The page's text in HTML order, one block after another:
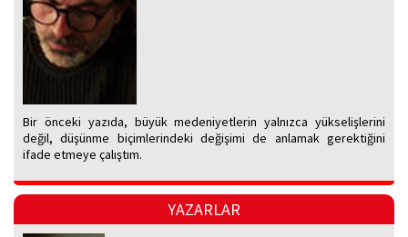
Bir önceki yazıda, büyük medeniyetlerin yalnızca yükselişlerini
değil, düşünme biçimlerindeki değişimi de anlamak gerektiğini
ifade etmeye çalıştım.
YAZARLAR